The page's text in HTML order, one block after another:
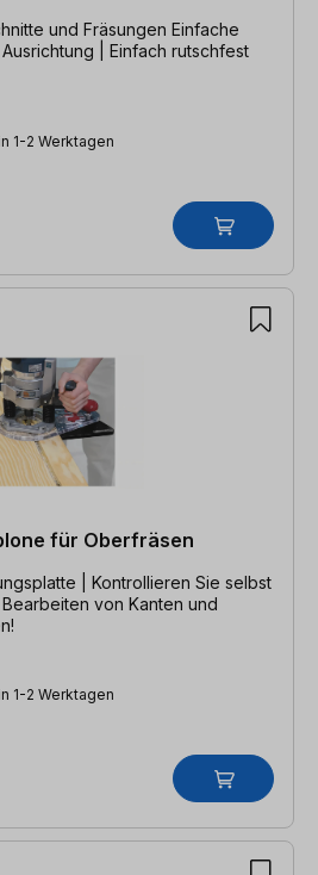
und Fräsungen Einfache
| Einfach rutschfest
1-2 Werktagen
für Oberfräsen
| Kontrollieren Sie selbst
von Kanten und
1-2 Werktagen